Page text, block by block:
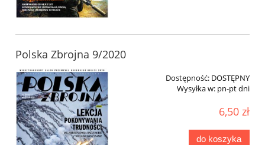
Polska Zbrojna 9/2020
Dostępność: DOSTĘPNY
Wysyłka w: pn-pt dni
6,50 zł
do koszyka